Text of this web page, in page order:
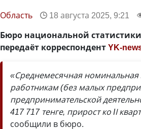
Область 18 августа 2025, 9:21
Бюро национальной
передаёт корреспондентYK-
«Среднемесячная номинальная
работникам (без малых
предпринимательской
417 717 тенге, прирост ко IІ
сообщили в бюро.